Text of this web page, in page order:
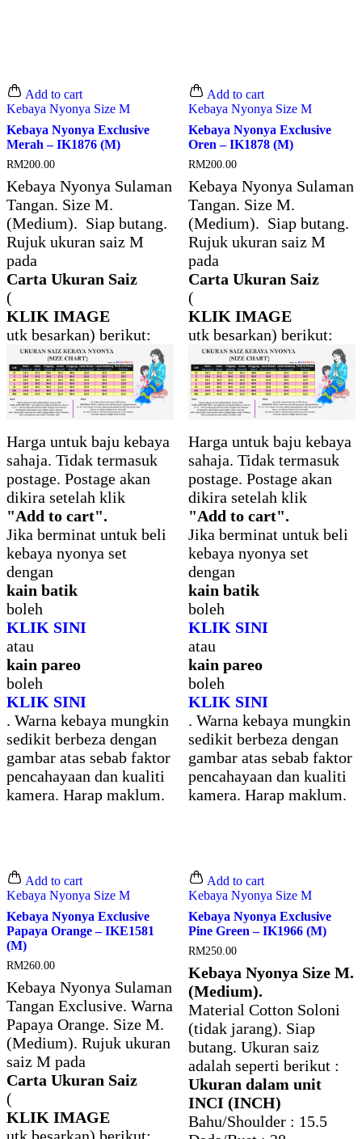
Add to cart
Kebaya Nyonya Size M
Kebaya Nyonya Exclusive
Merah – IK1876 (M)
RM200.00
Kebaya Nyonya Sulaman
Tangan. Size M.
(Medium). Siap butang.
Rujuk ukuran saiz M
pada
Carta Ukuran Saiz
(
KLIK IMAGE
utk besarkan) berikut:
Harga untuk baju kebaya
sahaja. Tidak termasuk
postage. Postage akan
dikira setelah klik
"Add to cart".
Jika berminat untuk beli
kebaya nyonya set
dengan
kain batik
boleh
KLIK SINI
atau
kain pareo
boleh
KLIK SINI
. Warna kebaya mungkin
sedikit berbeza dengan
gambar atas sebab faktor
pencahayaan dan kualiti
kamera. Harap maklum.
Add to cart
Kebaya Nyonya Size M
Kebaya Nyonya Exclusive
Oren – IK1878 (M)
RM200.00
Kebaya Nyonya Sulaman
Tangan. Size M.
(Medium). Siap butang.
Rujuk ukuran saiz M
pada
Carta Ukuran Saiz
(
KLIK IMAGE
utk besarkan) berikut:
Harga untuk baju kebaya
sahaja. Tidak termasuk
postage. Postage akan
dikira setelah klik
"Add to cart".
Jika berminat untuk beli
kebaya nyonya set
dengan
kain batik
boleh
KLIK SINI
atau
kain pareo
boleh
KLIK SINI
. Warna kebaya mungkin
sedikit berbeza dengan
gambar atas sebab faktor
pencahayaan dan kualiti
kamera. Harap maklum.
Add to cart
Kebaya Nyonya Size M
Kebaya Nyonya Exclusive
Papaya Orange – IKE1581
(M)
RM260.00
Kebaya Nyonya Sulaman
Tangan Exclusive. Warna
Papaya Orange. Size M.
(Medium). Rujuk ukuran
saiz M pada
Carta Ukuran Saiz
(
KLIK IMAGE
Add to cart
Kebaya Nyonya Size M
Kebaya Nyonya Exclusive
Pine Green – IK1966 (M)
RM250.00
Kebaya Nyonya Size M.
(Medium).
Material Cotton Soloni
(tidak jarang). Siap
butang. Ukuran saiz
adalah seperti berikut :
Ukuran dalam unit
INCI (INCH)
Bahu/Shoulder : 15.5